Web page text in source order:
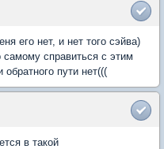
его нет, и нет того сэйва)
справиться с этим
пути нет(((
в такой